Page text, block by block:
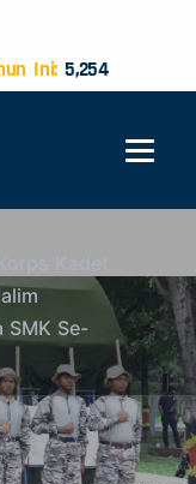
Ini: 5,254
SMK Se-